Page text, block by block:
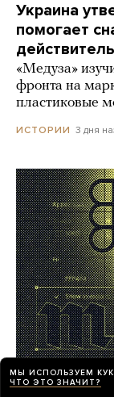
Украина
помогает
«Медуза»
фронта на
пластиковые
ИСТОРИИ 3 дня
МЫ ИСПОЛЬЗУЕМ
ЧТО ЭТО ЗНАЧИТ?